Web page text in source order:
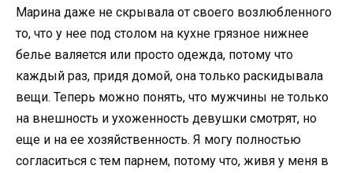
Марина даже не скрывала от своего возлюбленного
то, что у нее под столом на кухне грязное нижнее
белье валяется или просто одежда, потому что
каждый раз, придя домой, она только раскидывала
вещи. Теперь можно понять, что мужчины не только
на внешность и ухоженность девушки смотрят, но
еще и на ее хозяйственность. Я могу полностью
согласиться с тем парнем, потому что, живя у меня в